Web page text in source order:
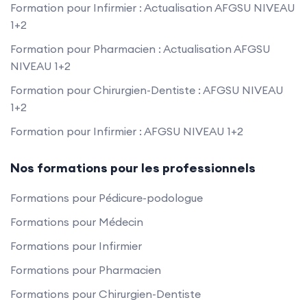
Formation pour Infirmier : Actualisation AFGSU NIVEAU
1+2
Formation pour Pharmacien : Actualisation AFGSU
NIVEAU 1+2
Formation pour Chirurgien-Dentiste : AFGSU NIVEAU
1+2
Formation pour Infirmier : AFGSU NIVEAU 1+2
Nos formations pour les professionnels
Formations pour Pédicure-podologue
Formations pour Médecin
Formations pour Infirmier
Formations pour Pharmacien
Formations pour Chirurgien-Dentiste